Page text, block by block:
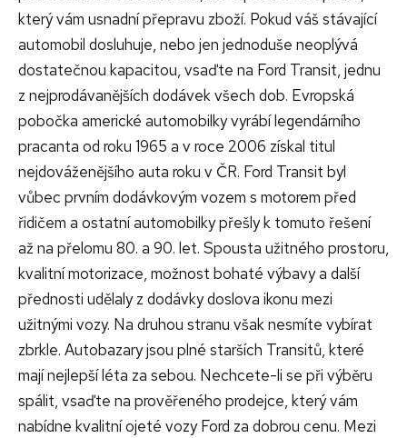
který vám usnadní přepravu zboží. Pokud váš stávající
automobil dosluhuje, nebo jen jednoduše neoplývá
dostatečnou kapacitou, vsaďte na Ford Transit, jednu
z nejprodávanějších dodávek všech dob. Evropská
pobočka americké automobilky vyrábí legendárního
pracanta od roku 1965 a v roce 2006 získal titul
nejdováženějšího auta roku v ČR. Ford Transit byl
vůbec prvním dodávkovým vozem s motorem před
řidičem a ostatní automobilky přešly k tomuto řešení
až na přelomu 80. a 90. let. Spousta užitného prostoru,
kvalitní motorizace, možnost bohaté výbavy a další
přednosti udělaly z dodávky doslova ikonu mezi
užitnými vozy. Na druhou stranu však nesmíte vybírat
zbrkle. Autobazary jsou plné starších Transitů, které
mají nejlepší léta za sebou. Nechcete-li se při výběru
spálit, vsaďte na prověřeného prodejce, který vám
nabídne kvalitní ojeté vozy Ford za dobrou cenu. Mezi